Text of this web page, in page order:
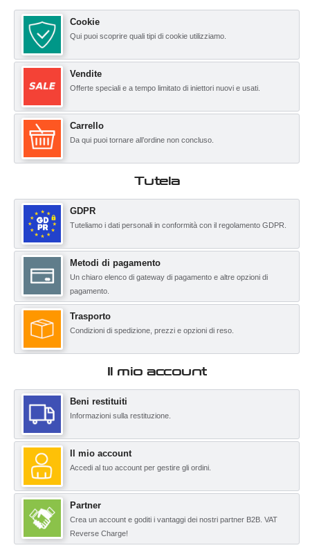
Cookie
Qui puoi scoprire quali tipi di cookie utilizziamo.
Vendite
Offerte speciali e a tempo limitato di iniettori nuovi e usati.
Carrello
Da qui puoi tornare all’ordine non concluso.
Tutela
GDPR
Tuteliamo i dati personali in conformità con il regolamento GDPR.
Metodi di pagamento
Un chiaro elenco di gateway di pagamento e altre opzioni di
pagamento.
Trasporto
Condizioni di spedizione, prezzi e opzioni di reso.
Il mio account
Beni restituiti
Informazioni sulla restituzione.
Il mio account
Accedi al tuo account per gestire gli ordini.
Partner
Crea un account e goditi i vantaggi dei nostri partner B2B. VAT
Reverse Charge!